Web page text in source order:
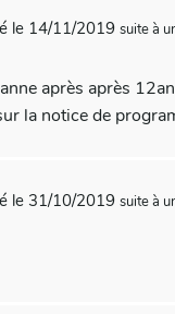
le 14/11/2019 suite à
après après
la notice de
le 31/10/2019 suite à